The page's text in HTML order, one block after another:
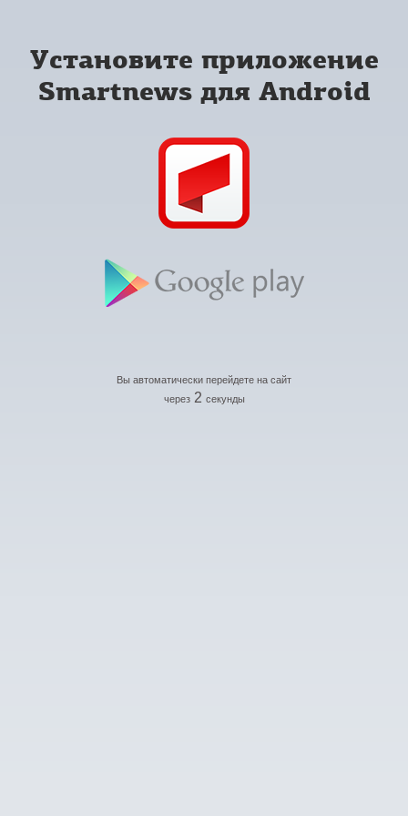
Установите приложение
Smartnews для Android
Вы автоматически перейдете на сайт
через 2 секунды